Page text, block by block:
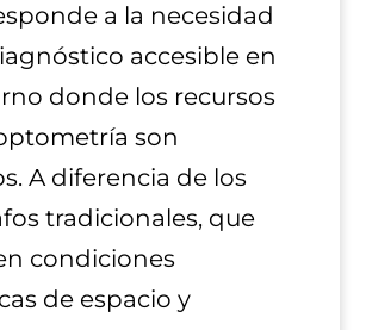
a la necesidad
accesible en
donde los recursos
son
A diferencia de los
tradicionales, que
condiciones
de espacio y